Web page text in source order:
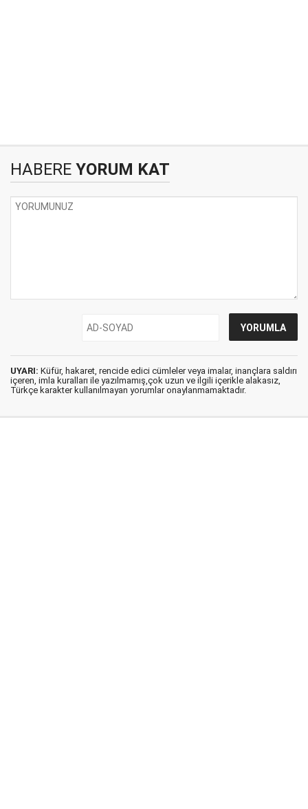
HABERE YORUM KAT
UYARI: Küfür, hakaret, rencide edici cümleler veya imalar, inançlara saldırı
içeren, imla kuralları ile yazılmamış,çok uzun ve ilgili içerikle alakasız,
Türkçe karakter kullanılmayan yorumlar onaylanmamaktadır.